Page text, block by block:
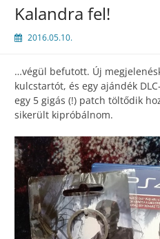
Kalandra fel!
2016.05.10.
…végül befutott. Új
kulcstartót, és egy ajándék
egy 5 gigás (!) patch töltődik
sikerült kipróbálnom.